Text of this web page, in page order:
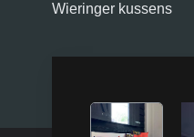
Wieringer kussens